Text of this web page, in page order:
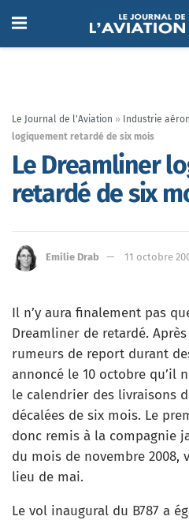
Le Journal de l'Aviation » Industrie
logiquement retardé de six mois
Le Dreamliner
retardé de six
Emilie Drab 11 octobre
Il n’y aura finalement pas
Dreamliner de retardé.
rumeurs de report durant
annoncé le 10 octobre qu’il
le calendrier des livraisons
décalées de six mois. Le
donc remis à la compagnie
du mois de novembre 2008,
lieu de mai.
Le vol inaugural du B787 a